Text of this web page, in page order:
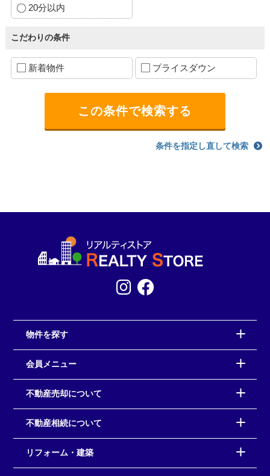
20分以内
こだわりの条件
新着物件 プライスダウン
条件を指定し直して検索
物件を探す
会員メニュー
不動産売却について
不動産相続について
リフォーム・建築